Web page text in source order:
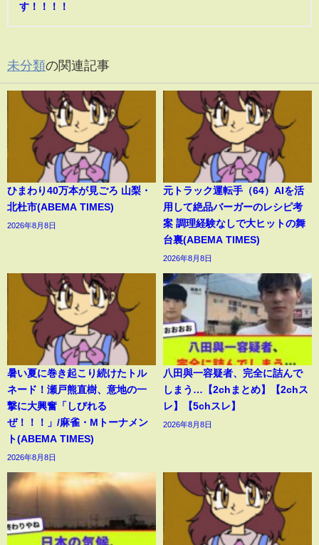
す！！！！
未分類の関連記事
ひまわり40万本が見ごろ 山梨・
北杜市(ABEMA TIMES)
2026年8月8日
元トラック運転手（64）AIを活
用して絶品バーガーのレシピ考
案 調理経験なしで大ヒットの舞
台裏(ABEMA TIMES)
2026年8月8日
暑い夏に巻き起こり続けたトル
ネード！瀬戸熊直樹、意地の一
撃に大興奮「しびれる
ぜ！！！」/麻雀・Mトーナメン
ト(ABEMA TIMES)
2026年8月8日
八田與一容疑者、完全に詰んで
しまう…【2chまとめ】【2chス
レ】【5chスレ】
2026年8月8日